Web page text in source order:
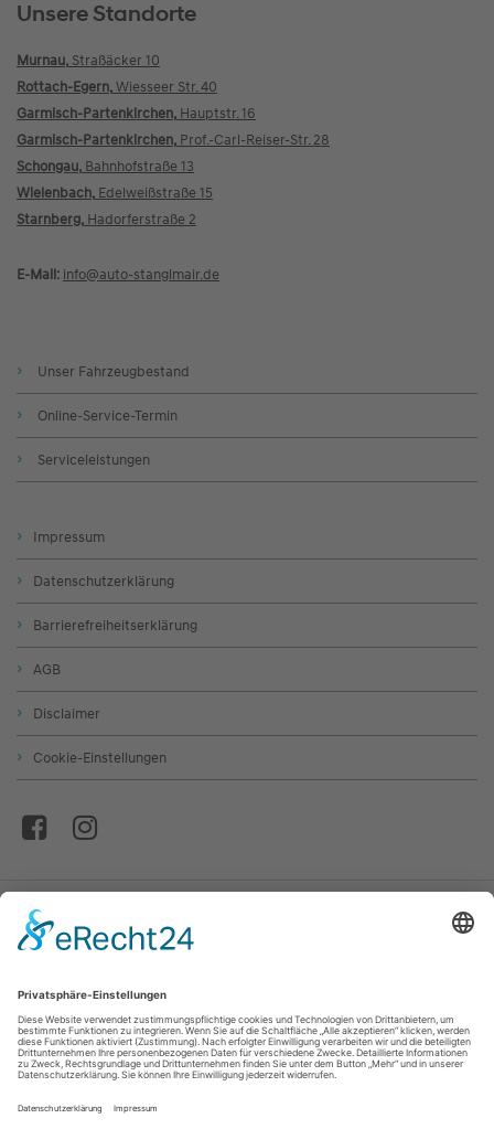
Unsere Standorte
Murnau, Straßäcker 10
Rottach-Egern,Wiesseer Str. 40
Garmisch-Partenkirchen, Hauptstr. 16
Garmisch-Partenkirchen, Prof.-Carl-Reiser-Str. 28
Schongau, Bahnhofstraße 13
Wielenbach, Edelweißstraße 15
Starnberg, Hadorferstraße 2
E-Mail: info@auto-stanglmair.de
Unser Fahrzeugbestand
Online-Service-Termin
Serviceleistungen
Impressum
Datenschutzerklärung
Barrierefreiheitserklärung
AGB
Disclaimer
Cookie-Einstellungen
© Autohaus Stanglmair GmbH & Co. Betriebs KG
* Die Informationen erfolgen gemäß der Pkw-
Energieverbrauchskennzeichnungsverordnung. Die angegebenen Werte
wurden nach dem vorgeschriebenen Messverfahren WLTP (Worldwide
harmonized Light-duty vehicles Test Procedure) ermittelt. Der
Kraftstoffverbrauch und der CO₂-Ausstoß eines Pkw sind nicht nur von der
Fahrstil und anderen nichttechnischen Faktoren abhängig. CO₂ ist das für die